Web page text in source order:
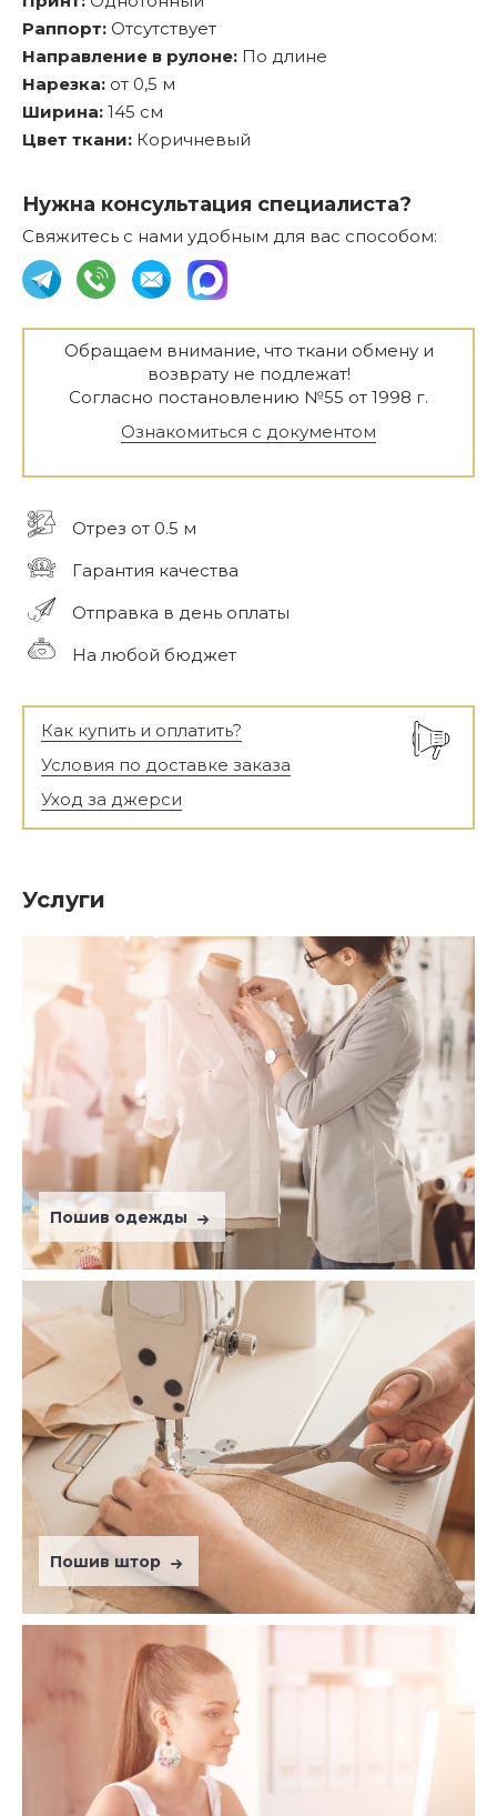
Раппорт: Отсутствует
Направление в рулоне: По длине
Нарезка: от 0,5 м
Ширина: 145 см
Цвет ткани: Коричневый
Нужна консультация специалиста?
Свяжитесь с нами удобным для вас способом:
Обращаем внимание, что ткани обмену и
возврату не подлежат!
Согласно постановлению №55 от 1998 г.
Ознакомиться с документом
Отрез от 0.5 м
Гарантия качества
Отправка в день оплаты
На любой бюджет
Как купить и оплатить?
Условия по доставке заказа
Уход за джерси
Услуги
Пошив одежды
Пошив штор